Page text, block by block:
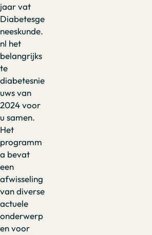
jaar vat
Diabetesge
neeskunde.
nl het
belangrijks
te
diabetesnie
uws van
2024 voor
u samen.
Het
programm
a bevat
een
afwisseling
van diverse
actuele
onderwerp
en voor